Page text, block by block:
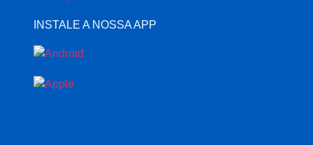
INSTALE A NOSSA APP